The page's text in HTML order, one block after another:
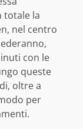
totale la
nel centro
con le
queste
oltre a
per